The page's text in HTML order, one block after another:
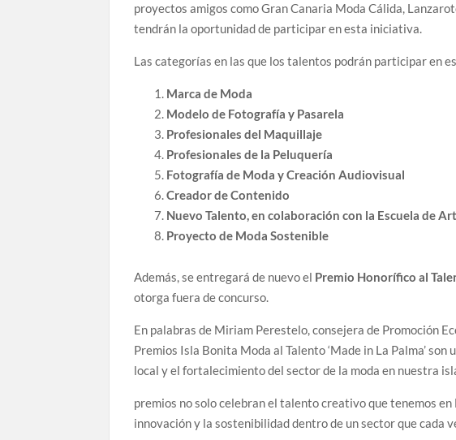
proyectos amigos como Gran Canaria Moda Cálida,
tendrán la oportunidad de participar en esta iniciativa.
Las categorías en las que los talentos podrán participar en
Marca de Moda
Modelo de Fotografía y Pasarela
Profesionales del Maquillaje
Profesionales de la Peluquería
Fotografía de Moda y Creación Audiovisual
Creador de Contenido
Nuevo Talento, en colaboración con la Escuela de
Proyecto de Moda Sostenible
Además, se entregará de nuevo el Premio Honorífico al
otorga fuera de concurso.
En palabras de Miriam Perestelo, consejera de Promoción
Premios Isla Bonita Moda al Talento ‘Made in La Palma’
local y el fortalecimiento del sector de la moda en nuestra
premios no solo celebran el talento creativo que tenemos
innovación y la sostenibilidad dentro de un sector que cada